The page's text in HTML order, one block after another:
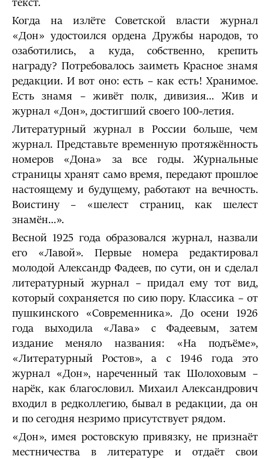
текст.
Когда на излёте Советской власти журнал
«Дон» удостоился ордена Дружбы народов, то
озаботились, а куда, собственно, крепить
награду? Потребовалось заиметь Красное знамя
редакции. И вот оно: есть – как есть! Хранимое.
Есть знамя – живёт полк, дивизия… Жив и
журнал «Дон», достигший своего 100-летия.
Литературный журнал в России больше, чем
журнал. Представьте временную протяжённость
номеров «Дона» за все годы. Журнальные
страницы хранят само время, передают прошлое
настоящему и будущему, работают на вечность.
Воистину – «шелест страниц, как шелест
знамён…».
Весной 1925 года образовался журнал, назвали
его «Лавой». Первые номера редактировал
молодой Александр Фадеев, по сути, он и сделал
литературный журнал – придал ему тот вид,
который сохраняется по сию пору. Классика – от
пушкинского «Современника». До осени 1926
года выходила «Лава» с Фадеевым, затем
издание меняло названия: «На подъёме»,
«Литературный Ростов», а с 1946 года это
журнал «Дон», нареченный так Шолоховым –
нарёк, как благословил. Михаил Александрович
входил в редколлегию, бывал в редакции, да он
и по сегодня незримо присутствует рядом.
«Дон», имея ростовскую привязку, не признаёт
местничества в литературе и отдаёт свои